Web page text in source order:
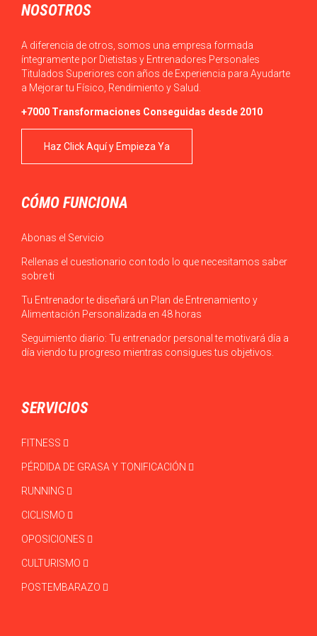
NOSOTROS
A diferencia de otros, somos una empresa formada
íntegramente por Dietistas y Entrenadores Personales
Titulados Superiores con años de Experiencia para Ayudarte
a Mejorar tu Físico, Rendimiento y Salud.
+7000 Transformaciones Conseguidas desde 2010
Haz Click Aquí y Empieza Ya
CÓMO FUNCIONA
Abonas el Servicio
Rellenas el cuestionario con todo lo que necesitamos saber
sobre ti
Tu Entrenador te diseñará un Plan de Entrenamiento y
Alimentación Personalizada en 48 horas
Seguimiento diario: Tu entrenador personal te motivará día a
día viendo tu progreso mientras consigues tus objetivos.
SERVICIOS
FITNESS
PÉRDIDA DE GRASA Y TONIFICACIÓN
RUNNING
CICLISMO
OPOSICIONES
CULTURISMO
POSTEMBARAZO